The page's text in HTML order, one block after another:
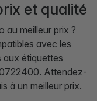
et qualité
au meilleur prix ?
avec les
aux étiquettes
Attendez-
à un meilleur prix.